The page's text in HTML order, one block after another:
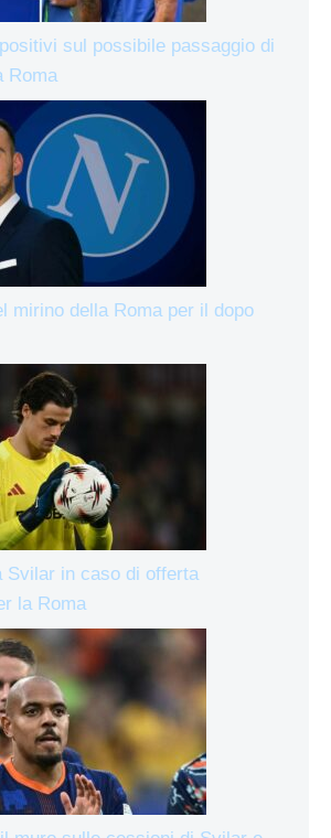
sul possibile passaggio di
Roma
mirino della Roma per il dopo
Svilar in caso di offerta
la Roma